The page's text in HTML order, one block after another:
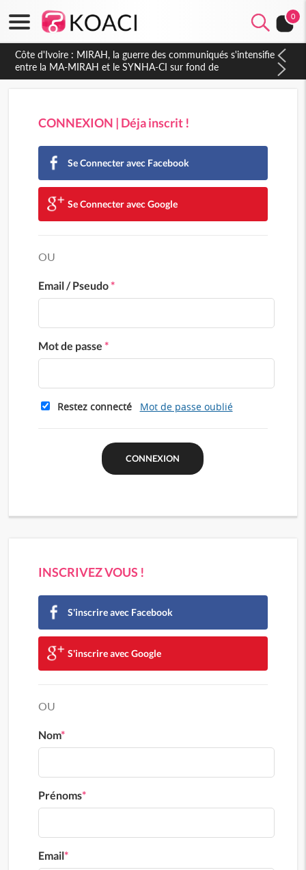
0
Côte d'Ivoire : MIRAH, la guerre des communiqués s'intensifie
entre la MA-MIRAH et le SYNHA-CI sur fond de
gouvernance et le projet de précompte sur les salaires des
CONNEXION | Déja inscrit !
Se Connecter avec Facebook
Se Connecter avec Google
OU
Email / Pseudo*
Mot de passe *
Restez connecté Mot de passe oublié
INSCRIVEZ VOUS !
S'inscrire avec Facebook
S'inscrire avec Google
OU
Nom*
Prénoms*
Email*